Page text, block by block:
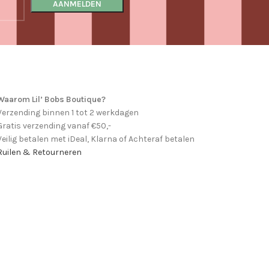
Lil’ Bobs Boutique?
binnen 1 tot 2 werkdagen
verzending vanaf €50,-
betalen met iDeal, Klarna of Achteraf betalen
& Retourneren